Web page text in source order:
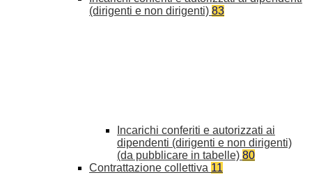
(dirigenti e non dirigenti) 83
Incarichi conferiti e autorizzati ai
dipendenti (dirigenti e non dirigenti)
(da pubblicare in tabelle) 80
Contrattazione collettiva 11